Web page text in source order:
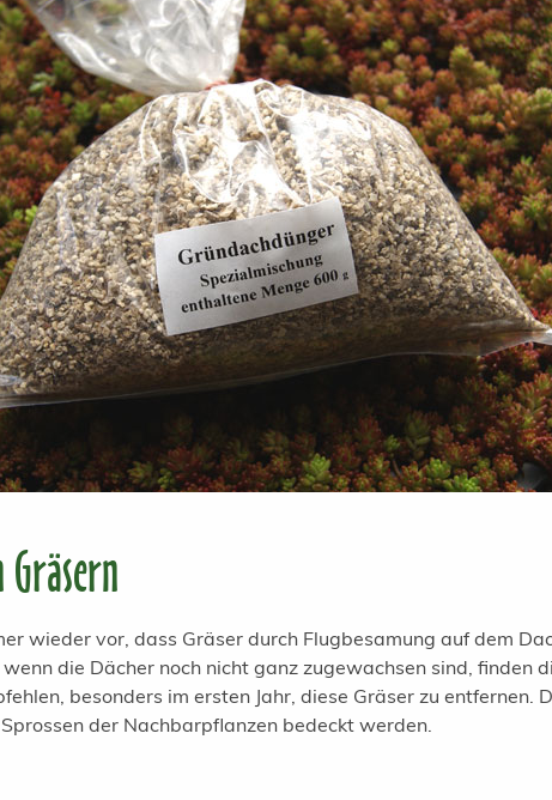
wieder vor, dass Gräser durch Flugbesamung auf dem
die Dächer noch nicht ganz zugewachsen sind, finden
besonders im ersten Jahr, diese Gräser zu entfernen.
der Nachbarpflanzen bedeckt werden.